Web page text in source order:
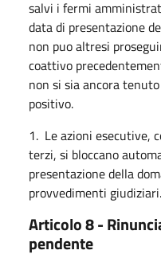
salvi i fermi
data di presentazione
non puo altresi
coattivo
non si sia ancora
positivo.
1. Le azioni esecutive,
terzi, si bloccano
presentazione della
provvedimenti giudiziari.
Articolo 8 -
pendente